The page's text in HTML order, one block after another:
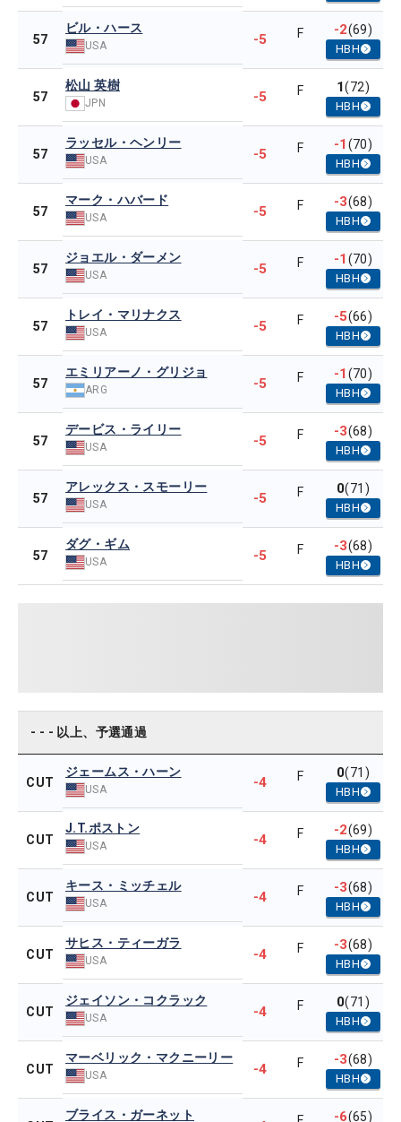
57
ビル・ハース
USA -5 F -2(69)
HBH
57
松山 英樹
JPN -5 F 1(72)
HBH
57
ラッセル・ヘンリー
USA -5 F -1(70)
HBH
57
マーク・ハバード
USA -5 F -3(68)
HBH
57
ジョエル・ダーメン
USA -5 F -1(70)
HBH
57
トレイ・マリナクス
USA -5 F -5(66)
HBH
57
エミリアーノ・グリジョ
ARG -5 F -1(70)
HBH
57
デービス・ライリー
USA -5 F -3(68)
HBH
57
アレックス・スモーリー
USA -5 F 0(71)
HBH
57
ダグ・ギム
USA -5 F -3(68)
HBH
- - - 以上、予選通過
CUT
ジェームス・ハーン
USA -4 F 0(71)
HBH
CUT
J.T.ポストン
USA -4 F -2(69)
HBH
CUT
キース・ミッチェル
USA -4 F -3(68)
HBH
CUT
サヒス・ティーガラ
USA -4 F -3(68)
HBH
CUT
ジェイソン・コクラック
USA -4 F 0(71)
HBH
CUT
マーベリック・マクニーリー
USA -4 F -3(68)
HBH
ブライス・ガーネット -6(65)